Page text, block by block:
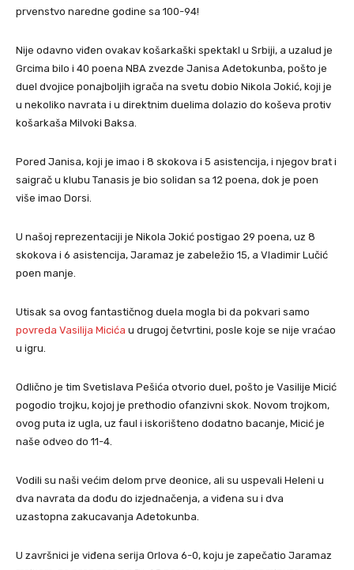
prvenstvo naredne godine sa 100-94!
Nije odavno viđen ovakav košarkaški spektakl u Srbiji, a uzalud je
Grcima bilo i 40 poena NBA zvezde Janisa Adetokunba, pošto je
duel dvojice ponajboljih igrača na svetu dobio Nikola Jokić, koji je
u nekoliko navrata i u direktnim duelima dolazio do koševa protiv
košarkaša Milvoki Baksa.
Pored Janisa, koji je imao i 8 skokova i 5 asistencija, i njegov brat i
saigrač u klubu Tanasis je bio solidan sa 12 poena, dok je poen
više imao Dorsi.
U našoj reprezentaciji je Nikola Jokić postigao 29 poena, uz 8
skokova i 6 asistencija, Jaramaz je zabeležio 15, a Vladimir Lučić
poen manje.
Utisak sa ovog fantastičnog duela mogla bi da pokvari samo
povreda Vasilija Micića u drugoj četvrtini, posle koje se nije vraćao
u igru.
Odlično je tim Svetislava Pešića otvorio duel, pošto je Vasilije Micić
pogodio trojku, kojoj je prethodio ofanzivni skok. Novom trojkom,
ovog puta iz ugla, uz faul i iskorišteno dodatno bacanje, Micić je
naše odveo do 11-4.
Vodili su naši većim delom prve deonice, ali su uspevali Heleni u
dva navrata da dođu do izjednačenja, a viđena su i dva
uzastopna zakucavanja Adetokunba.
U završnici je viđena serija Orlova 6-0, koju je zapečatio Jaramaz